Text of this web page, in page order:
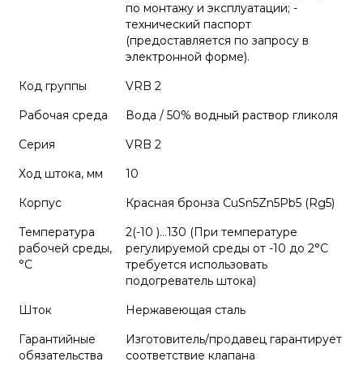
по монтажу и эксплуатации; -
технический паспорт
(предоставляется по запросу в
электронной форме).
Код группы
VRB 2
Рабочая среда
Вода / 50% водный раствор гликоля
Серия
VRB 2
Ход штока, мм
10
Корпус
Красная бронза CuSn5Zn5Pb5 (Rg5)
Температура
рабочей среды,
°С
2(-10 )…130 (При температуре
регулируемой среды от -10 до 2°С
требуется использовать
подогреватель штока)
Шток
Нержавеющая сталь
Гарантийные
обязательства
Изготовитель/продавец гарантирует
соответствие клапана